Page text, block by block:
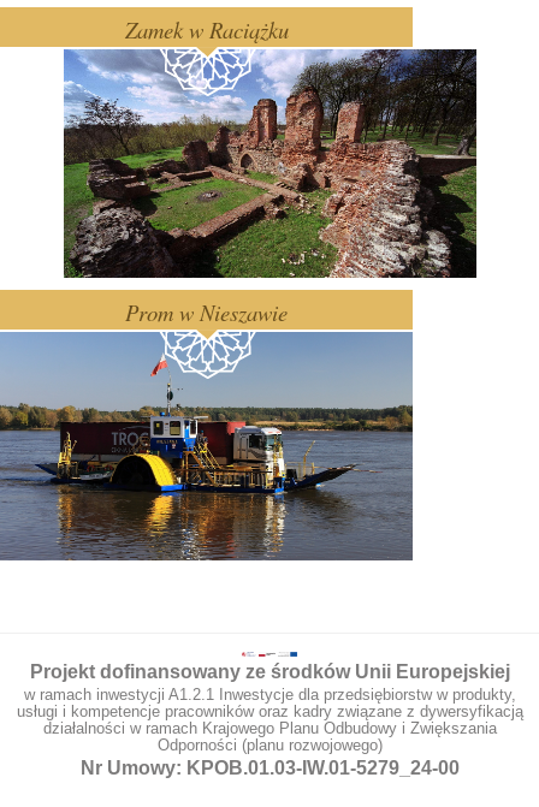
Zamek w Raciążku
Prom w Nieszawie
Projekt dofinansowany ze środków Unii Europejskiej
w ramach inwestycji A1.2.1 Inwestycje dla przedsiębiorstw w produkty,
usługi i kompetencje pracowników oraz kadry związane z dywersyfikacją
działalności w ramach Krajowego Planu Odbudowy i Zwiększania
Odporności (planu rozwojowego)
Nr Umowy: KPOB.01.03-IW.01-5279_24-00